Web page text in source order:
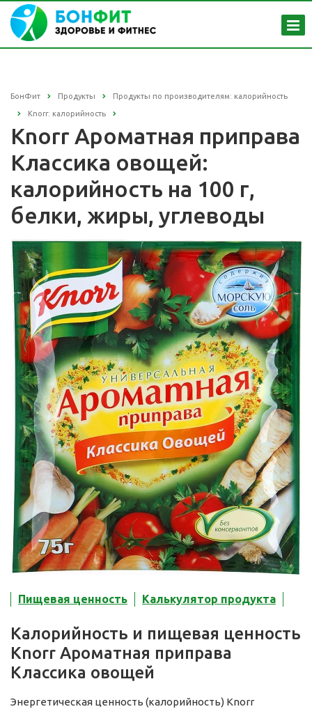
БонФит Продукты Продукты по производителям: калорийность
Knorr: калорийность
Knorr Ароматная приправа
Классика овощей:
калорийность на 100 г,
белки, жиры, углеводы
Пищевая ценность Калькулятор продукта
Калорийность и пищевая ценность
Knorr Ароматная приправа
Классика овощей
Энергетическая ценность (калорийность) Knorr